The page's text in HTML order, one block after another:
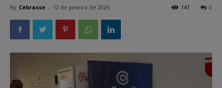
By Cebrasse - 12 de janeiro de 2026 0
141